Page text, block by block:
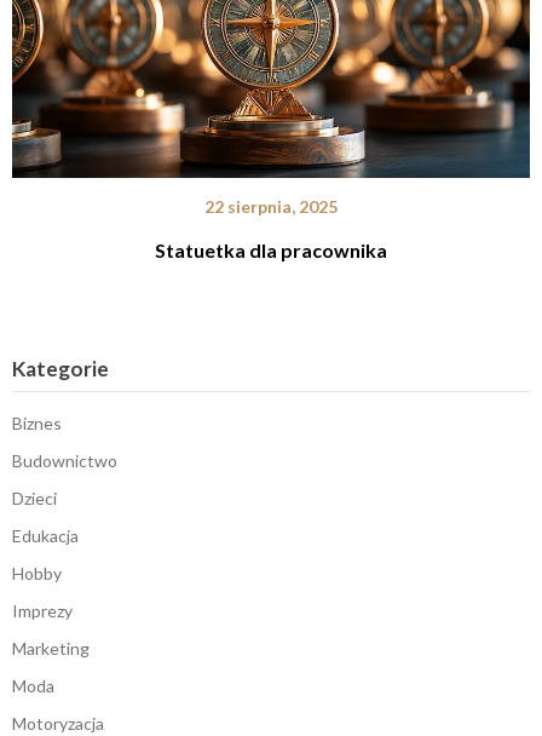
22 sierpnia, 2025
Statuetka dla pracownika
Kategorie
Biznes
Budownictwo
Dzieci
Edukacja
Hobby
Imprezy
Marketing
Moda
Motoryzacja